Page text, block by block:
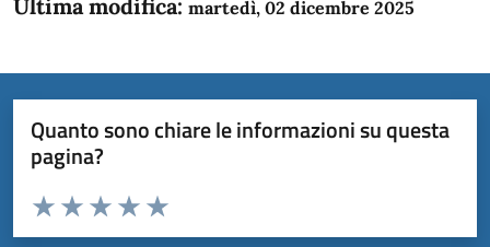
Ultima modifica: martedì, 02 dicembre 2025
Quanto sono chiare le informazioni su questa
pagina?
Domanda
Valuta da 1 a 5 stelle la pagina
Valuta 5 stelle su 5
Valuta 4 stelle su 5
Valuta 3 stelle su 5
Valuta 2 stelle su 5
Valuta 1 stelle su 5